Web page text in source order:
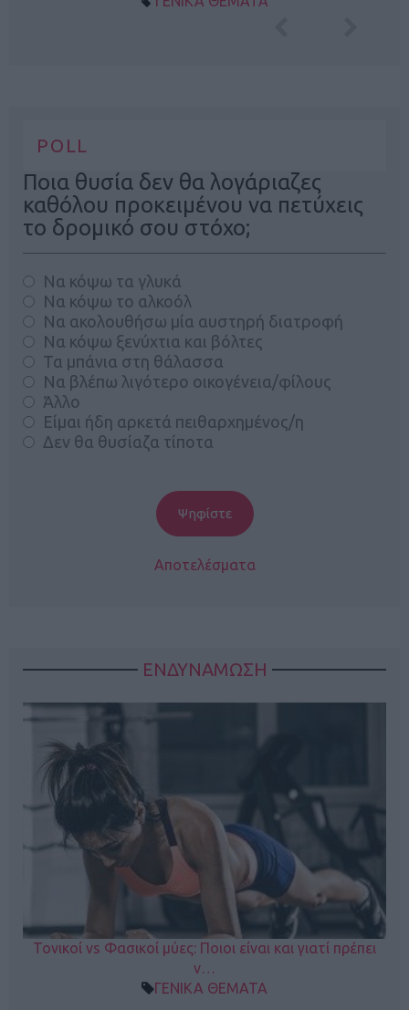
POLL
Ποια θυσία δεν θα λογάριαζες
καθόλου προκειμένου να πετύχεις
το δρομικό σου στόχο;
Να κόψω τα γλυκά
Να κόψω το αλκοόλ
Να ακολουθήσω μία αυστηρή διατροφή
Να κόψω ξενύχτια και βόλτες
Τα μπάνια στη θάλασσα
Να βλέπω λιγότερο οικογένεια/φίλους
Άλλο
Είμαι ήδη αρκετά πειθαρχημένος/η
Δεν θα θυσίαζα τίποτα
Αποτελέσματα
ΕΝΔΥΝΑΜΩΣΗ
Τονικοί vs Φασικοί μύες: Ποιοι είναι και γιατί πρέπει
ν…
ΓΕΝΙΚΑ ΘΕΜΑΤΑ